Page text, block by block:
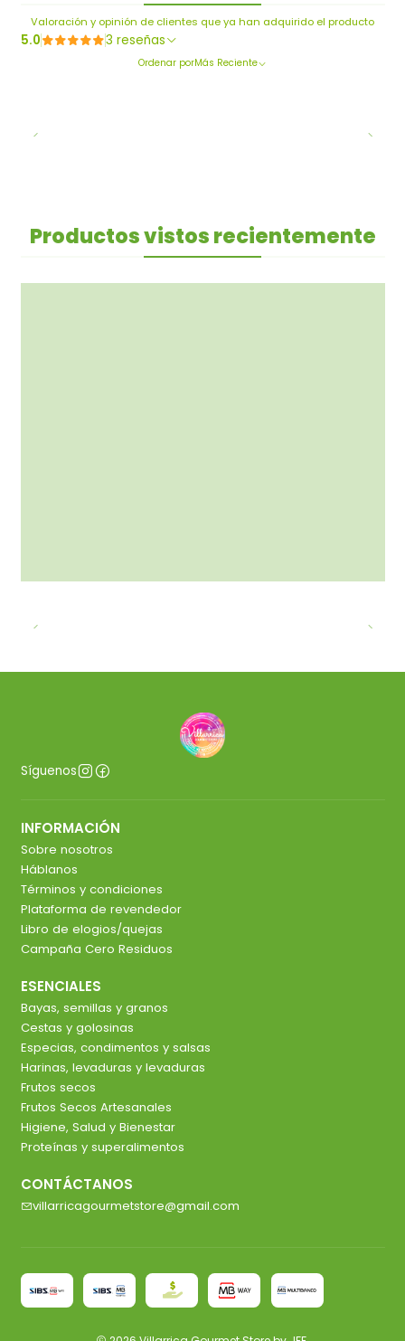
Valoración y opinión de clientes que ya han adquirido el producto
5.0 3 reseñas
Ordenar porMás Reciente
Productos vistos recientemente
Síguenos
INFORMACIÓN
Sobre nosotros
Háblanos
Términos y condiciones
Plataforma de revendedor
Libro de elogios/quejas
Campaña Cero Residuos
ESENCIALES
Bayas, semillas y granos
Cestas y golosinas
Especias, condimentos y salsas
Harinas, levaduras y levaduras
Frutos secos
Frutos Secos Artesanales
Higiene, Salud y Bienestar
Proteínas y superalimentos
CONTÁCTANOS
villarricagourmetstore@gmail.com